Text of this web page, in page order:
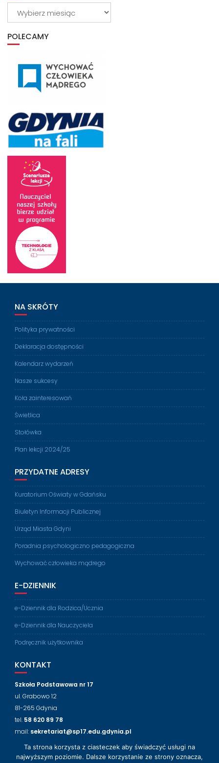
POLECAMY
NA SKRÓTY
Polityka prywatności
Deklaracja dostępności
Kalendarz wydarzeń
Nasze sukcesy
Koła zainteresowań
Świetlica
Stołówka
Plan lekcji 2024/25
PRZYDATNE ADRESY
Kuratorium Oświaty w Gdańsku
Biuletyn Informacji Publicznej
Urząd Miasta Gdyni
Poradnia psychologiczno pedagogiczna
Wychować człowieka mądrego
E-DZIENNIK
e-Dziennik dla Rodzica/Ucznia
e-Dziennik dla Nauczyciela
Podręcznik użytkownika
KONTAKT
Szkoła Podstawowa nr 17
ul. Grabowo 12
81-265 Gdynia
tel. 58 620 89 78
mail: sekretariat@sp17.edu.gdynia.pl
NASZ FACEBOOK
Ta strona korzysta z ciasteczek aby świadczyć usługi na
najwyższym poziomie. Dalsze korzystanie ze strony oznacza,